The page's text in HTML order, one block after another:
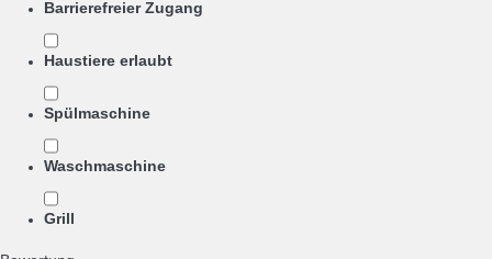
Barrierefreier Zugang
Haustiere erlaubt
Spülmaschine
Waschmaschine
Grill